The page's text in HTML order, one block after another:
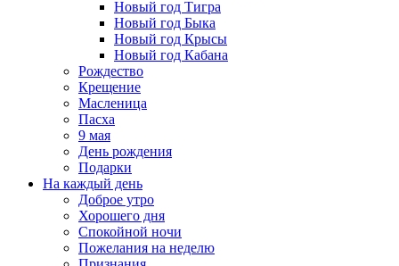
Новый год Тигра
Новый год Быка
Новый год Крысы
Новый год Кабана
Рождество
Крещение
Масленица
Пасха
9 мая
День рождения
Подарки
На каждый день
Доброе утро
Хорошего дня
Спокойной ночи
Пожелания на неделю